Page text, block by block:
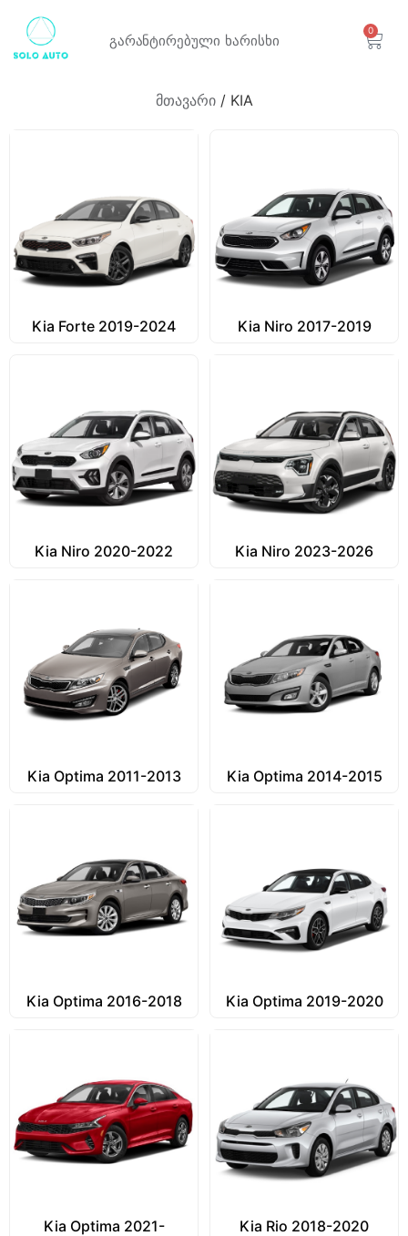
გარანტირებული ხარისხი
0
მთავარი/ KIA
Kia Forte 2019-2024 Kia Niro 2017-2019
Kia Niro 2020-2022 Kia Niro 2023-2026
Kia Optima 2011-2013 Kia Optima 2014-2015
Kia Optima 2016-2018 Kia Optima 2019-2020
Kia Optima 2021- Kia Rio 2018-2020